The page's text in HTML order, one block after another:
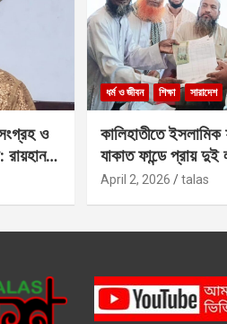
ও
রায়হান
ধর্ম ও জীবন শিক্ষা সারাদেশ
কালিহাতীতে ইসলামিক
যাকাত ফান্ডে প্রায় দুই
April 2, 2026 talas